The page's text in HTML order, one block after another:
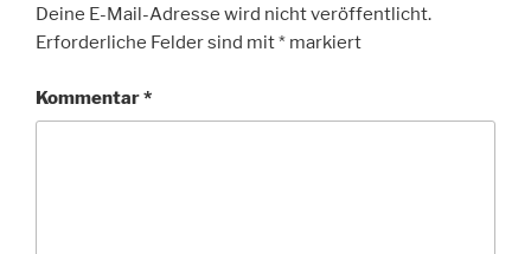
Deine E-Mail-Adresse wird nicht veröffentlicht.
Erforderliche Felder sind mit* markiert
Kommentar*